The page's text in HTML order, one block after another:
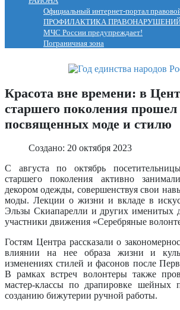
Официальный интернет-портал
ПРОФИЛАКТИКА
МЧС России предупреждает!
Пограничная зона
Красота вне времени: в
старшего поколения прошел
посвященных моде и стилю
Создано: 20 октября 2023
С августа по октябрь
старшего поколения активно
декором одежды, совершенствуя свои
моды. Лекции о жизни и вкладе в
Эльзы Скиапарелли и других именитых
участники движения «Серебряные
Гостям Центра рассказали о
влиянии на нее образа жизни и
изменениях стилей и фасонов после
В рамках встреч волонтеры также
мастер-классы по драпировке шейных
созданию бижутерии ручной работы.